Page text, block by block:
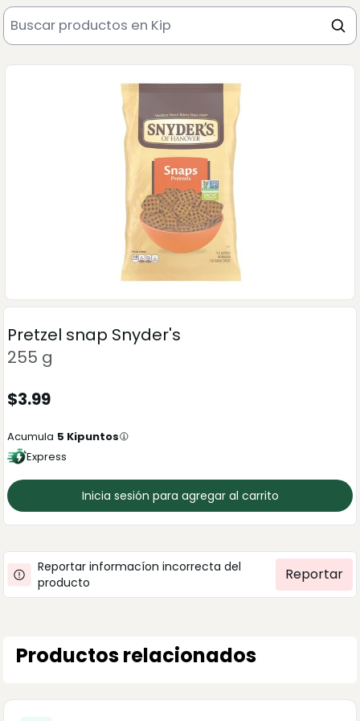
Pretzel snap Snyder's
255 g
$3.99
Acumula 5 Kipuntos
Express
Inicia sesión para agregar al carrito
Reportar informacíon incorrecta del
producto
Reportar
Productos relacionados